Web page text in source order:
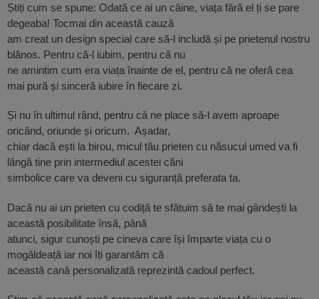
Știți cum se spune: Odată ce ai un câine, viața fără el ți se pare
degeaba! Tocmai din această cauză
am creat un design special care să-l includă și pe prietenul nostru
blănos. Pentru că-l iubim, pentru că nu
ne amintim cum era viața înainte de el, pentru că ne oferă cea
mai pură și sinceră iubire în fiecare zi.
Și nu în ultimul rând, pentru că ne place să-l avem aproape
oricând, oriunde și oricum. Așadar,
chiar dacă ești la birou, micul tău prieten cu năsucul umed va fi
lângă tine prin intermediul acestei căni
simbolice care va deveni cu siguranță preferata ta.
Dacă nu ai un prieten cu codiță te sfătuim să te mai gândești la
această posibilitate însă, până
atunci, sigur cunoști pe cineva care își împarte viața cu o
mogâldeață iar noi îți garantăm că
această cană personalizată reprezintă cadoul perfect.